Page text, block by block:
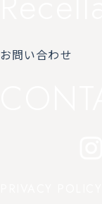
お問い合わせ